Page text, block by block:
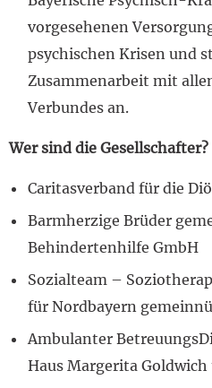
vorgesehenen
psychischen Krisen und
Zusammenarbeit mit
Verbundes an.
Wer sind die Gesellschafter?
Caritasverband für die
Barmherzige Brüder
Behindertenhilfe GmbH
Sozialteam –
für Nordbayern
Ambulanter
Haus Margerita Goldwich